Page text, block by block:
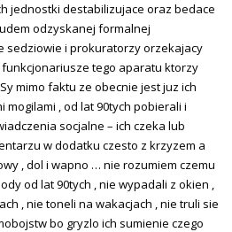
jednostki destabilizujace oraz bedace
odzyskanej formalnej
sedziowie i prokuratorzy orzekajacy
tego aparatu ktorzy
mimo faktu ze obecnie jest juz ich
, od lat 90tych pobierali i
socjalne – ich czeka lub
w dodatku czesto z krzyzem a
, dol i wapno … nie rozumiem czemu
od lat 90tych , nie wypadali z okien ,
, nie toneli na wakacjach , nie truli sie
bo gryzlo ich sumienie czego